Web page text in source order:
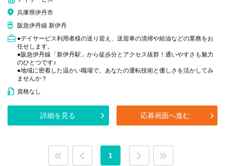
兵庫県伊丹市
阪急伊丹線 新伊丹
●デイサービス利用者様の送り迎え、送迎車の清掃や給油などの業務をお
任せします。
●阪急伊丹線「新伊丹駅」から徒歩分とアクセス抜群！通いやすさも魅力
のひとつです♪
●地域に密着した温かい職場で、あなたの運転技術と優しさを活かしてみ
ませんか？
資格なし
詳細を見る 応募画面へ進む
1